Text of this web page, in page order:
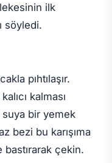
ilk
söyledi.
pıhtılaşır.
kalması
suya bir yemek
bezi bu karışıma
bastırarak çekin.